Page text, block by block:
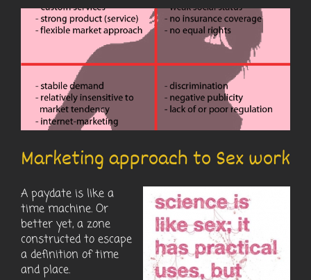
Marketing approach to Sex work
A paydate is like a
time machine. Or
better yet, a zone
constructed to escape
a definition of time
and place.